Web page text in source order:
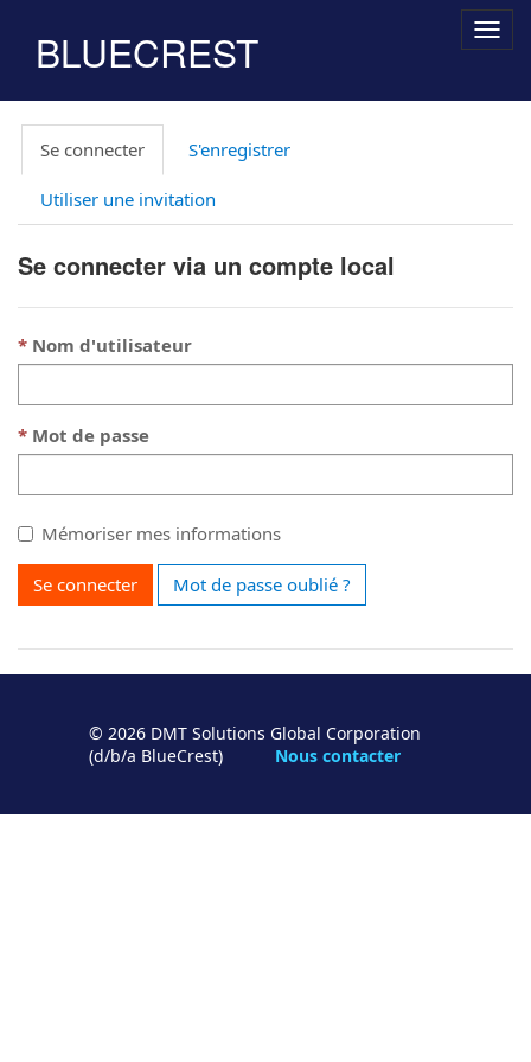
BLUECREST
Se connecter S'enregistrer
Utiliser une invitation
Se connecter via un compte local
Nom d'utilisateur
Mot de passe
Mémoriser mes informations
Se connecter Mot de passe oublié ?
© 2026 DMT Solutions Global Corporation
(d/b/a BlueCrest) Nous contacter